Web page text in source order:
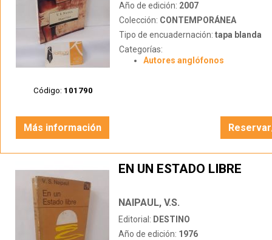
Código: 101790
Año de edición: 2007
Colección: CONTEMPORÁNEA
Tipo de encuadernación: tapa blanda
Categorías:
Autores anglófonos
Más información
EN UN ESTADO LIBRE
NAIPAUL, V.S.
Editorial: DESTINO
Año de edición: 1976